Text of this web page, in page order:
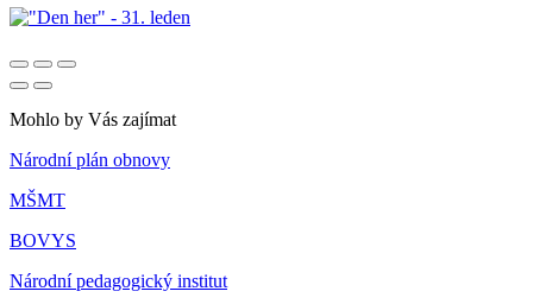
Mohlo by Vás zajímat
Národní plán obnovy
MŠMT
BOVYS
Národní pedagogický institut